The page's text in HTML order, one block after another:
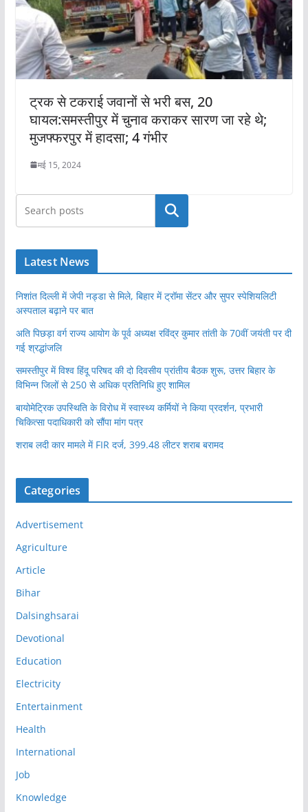
ट्रक से टकराई जवानों से भरी बस, 20
घायल:समस्तीपुर में चुनाव कराकर सारण जा रहे थे;
मुजफ्फरपुर में हादसा; 4 गंभीर
मई 15, 2024
खोजें
Latest News
निशांत दिल्ली में जेपी नड्डा से मिले, बिहार में ट्रॉमा सेंटर और सुपर स्पेशियलिटी
अस्पताल बढ़ाने पर बात
अति पिछड़ा वर्ग राज्य आयोग के पूर्व अध्यक्ष रविंद्र कुमार तांती के 70वीं जयंती पर दी
गई श्रद्धांजलि
समस्तीपुर में विश्व हिंदू परिषद की दो दिवसीय प्रांतीय बैठक शुरू, उत्तर बिहार के
विभिन्न जिलों से 250 से अधिक प्रतिनिधि हुए शामिल
बायोमेट्रिक उपस्थिति के विरोध में स्वास्थ्य कर्मियों ने किया प्रदर्शन, प्रभारी
चिकित्सा पदाधिकारी को सौंपा मांग पत्र
शराब लदी कार मामले में FIR दर्ज, 399.48 लीटर शराब बरामद
Categories
Advertisement
Agriculture
Article
Bihar
Dalsinghsarai
Devotional
Education
Electricity
Entertainment
Health
International
Job
Knowledge